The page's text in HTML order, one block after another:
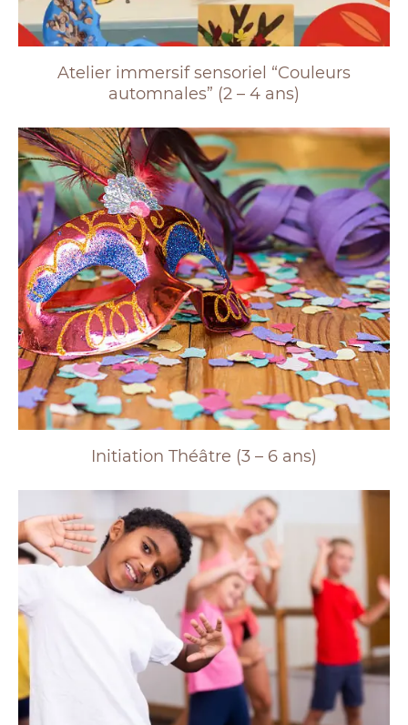
Atelier immersif sensoriel “Couleurs
automnales” (2 – 4 ans)
Initiation Théâtre (3 – 6 ans)